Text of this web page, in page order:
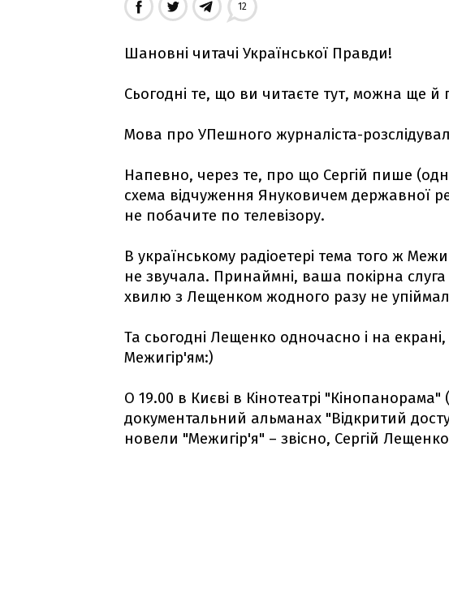
12
Шановні читачі Української Правди!
Сьогодні те, що ви читаєте тут, можна ще й
Мова про УПешного журналіста-
Напевно, через те, про що Сергій пише
схема відчуження Януковичем державної
не побачите по телевізору.
В українському радіоетері тема того ж
не звучала. Принаймні, ваша покірна
хвилю з Лещенком жодного разу не
Та сьогодні Лещенко одночасно і на екрані,
Межигір'ям:)
О 19.00 в Києві в Кінотеатрі "Кінопанорама"
документальний альманах "Відкритий
новели "Межигір'я" – звісно, Сергій